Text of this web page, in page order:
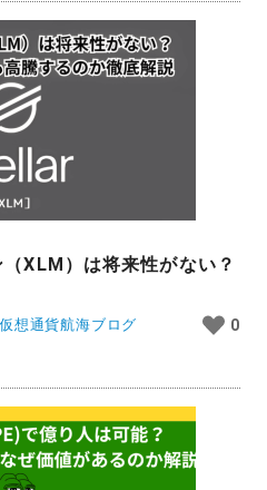
XLM）は将来性がない？
想通貨航海ブログ 0